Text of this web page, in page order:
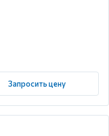
Запросить цену